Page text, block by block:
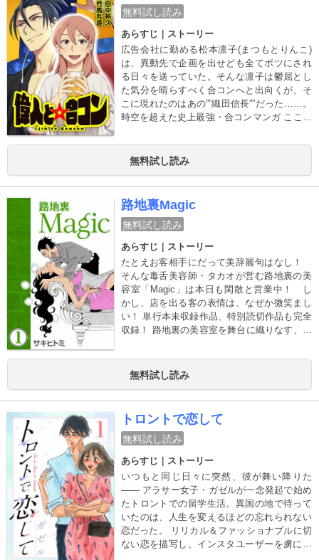
無料試し読み
あらすじ｜ストーリー
広告会社に勤める松本凛子(まつもとりんこ)
は、異動先で企画を出せども全てボツにされ
る日々を送っていた。そんな凛子は鬱屈とし
た気分を晴らすべく合コンへと出向くが、そ
こに現れたのはあの””織田信長””だった……。
時空を超えた史上最強・合コンマンガ ここに
無料試し読み
路地裏Magic
無料試し読み
あらすじ｜ストーリー
たとえお客相手にだって美辞麗句はなし！
そんな毒舌美容師・タカオが営む路地裏の美
容室「Magic」は本日も閑散と営業中！ し
かし、店を出る客の表情は、なぜか微笑まし
い！ 単行本未収録作品、特別読切作品も完全
収録！ 路地裏の美容室を舞台に織りなす、オ
トミ「路地裏Magic」全３巻、電子コミック
スで配信！
無料試し読み
トロントで恋して
無料試し読み
あらすじ｜ストーリー
いつもと同じ日々に突然、彼が舞い降りた
―― アラサー女子・ガゼルが一念発起で始め
たトロントでの留学生活。異国の地で待って
いたのは、人生を変えるほどの忘れられない
恋だった。 リリカル＆ファッショナブルに切
ない恋を描写し、インスタユーザーを虜にし